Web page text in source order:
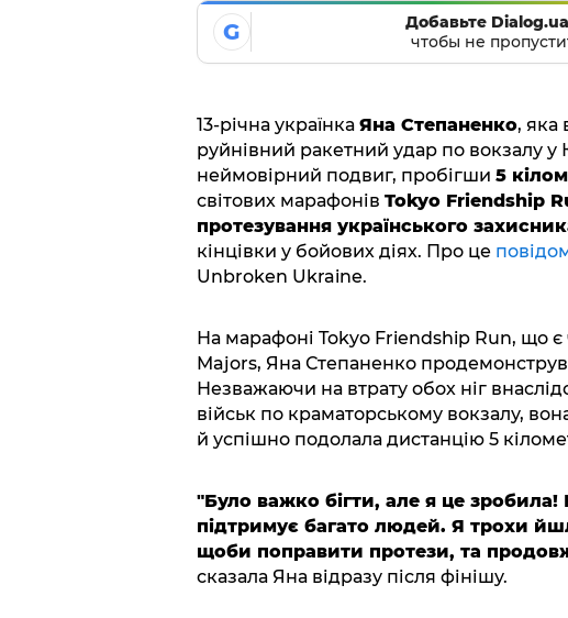
G
Добавьте
чтобы не
13-річна українка Яна Степаненко, яка
руйнівний ракетний удар по вокзалу у
неймовірний подвиг, пробігши 5
світових марафонів Tokyo Friendship
протезування українського
кінцівки у бойових діях. Про це
Unbroken Ukraine.
На марафоні Tokyo Friendship Run, що
Majors, Яна Степаненко
Незважаючи на втрату обох ніг
військ по краматорському вокзалу,
й успішно подолала дистанцію 5
"Було важко бігти, але я це зробила!
підтримує багато людей. Я трохи
щоби поправити протези, та
сказала Яна відразу після фінішу.